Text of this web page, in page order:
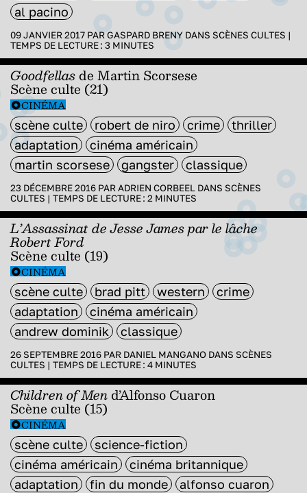
al pacino
09 JANVIER 2017 PARGASPARD BRENY DANS SCÈNES CULTES |
TEMPS DE LECTURE : 3 MINUTES
Goodfellasde Martin Scorsese
Scène culte (21)
CINÉMA
scène culte robert de niro crime
thriller
adaptation
cinéma américain
martin scorsese
gangster classique
23 DÉCEMBRE 2016 PARADRIEN CORBEEL DANS SCÈNES
CULTES | TEMPS DE LECTURE : 2 MINUTES
L’Assassinat de Jesse James par le lâche
Robert Ford
Scène culte (19)
CINÉMA
scène culte brad pitt western
crime
adaptation
cinéma américain
andrew dominik
classique
26 SEPTEMBRE 2016 PAR DANIEL MANGANO DANS SCÈNES
CULTES | TEMPS DE LECTURE : 4 MINUTES
Children of Mend’Alfonso Cuaron
Scène culte (15)
CINÉMA
scène culte
science-fiction
cinéma américain
cinéma britannique
adaptation
fin du monde
alfonso cuaron